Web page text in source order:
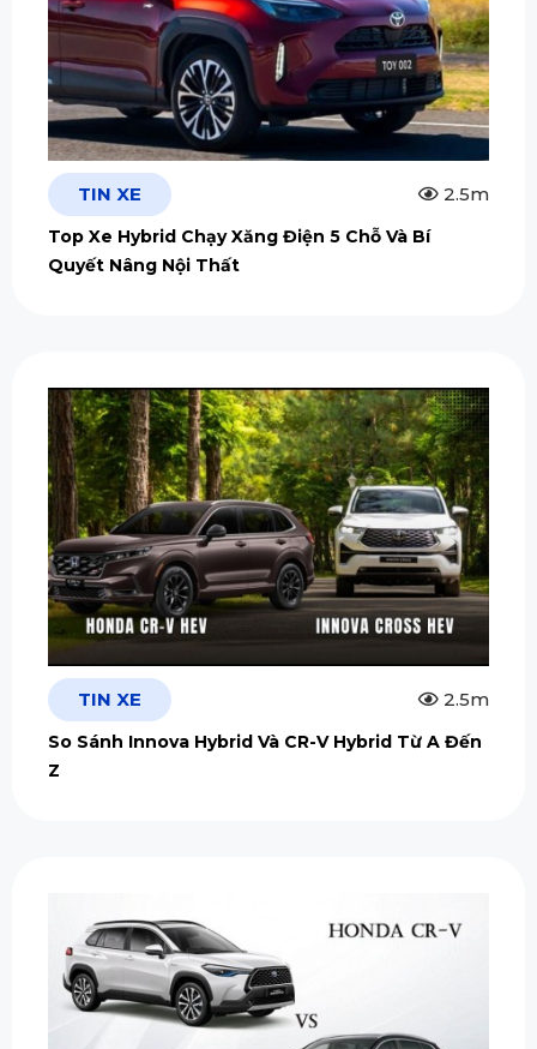
TIN XE 2.5m
Top Xe Hybrid Chạy Xăng Điện 5 Chỗ Và Bí
Quyết Nâng Nội Thất
TIN XE 2.5m
So Sánh Innova Hybrid Và CR-V Hybrid Từ A Đến
Z